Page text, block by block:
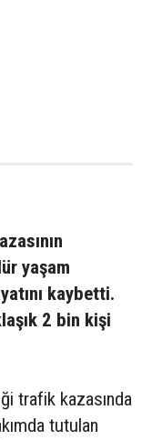
yaşam
kaybetti.
2 bin kişi
trafik kazasında
tutulan